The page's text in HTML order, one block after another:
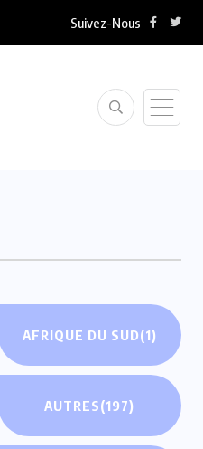
Suivez-Nous
AFRIQUE DU SUD(1)
AUTRES(197)